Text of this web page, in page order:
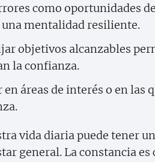
como oportunidades
mentalidad resiliente.
objetivos alcanzables
la confianza.
áreas de interés o en las
vida diaria puede tener
general. La constancia es